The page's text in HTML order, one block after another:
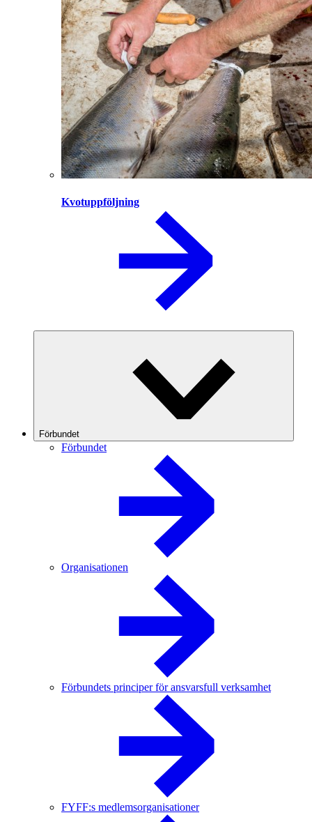
Kvotuppföljning
Förbundet
Förbundet
Organisationen
Förbundets principer för ansvarsfull verksamhet
FYFF:s medlemsorganisationer